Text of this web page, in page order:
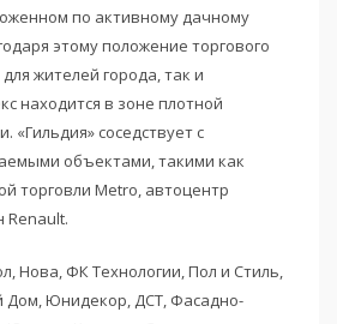
по активному дачному
этому положение торгового
жителей города, так и
находится в зоне плотной
«Гильдия» соседствует с
объектами, такими как
торговли Metro, автоцентр
Renault.
Нова, ФК Технологии, Пол и Стиль,
Дом, Юнидекор, ДСТ, Фасадно-